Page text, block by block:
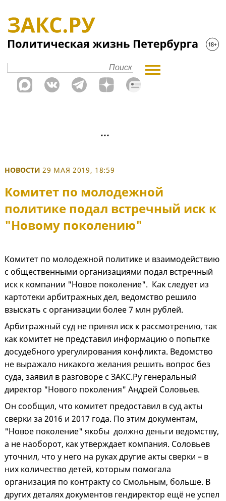
НОВОСТИ 29 МАЯ 2019, 18:59
Комитет по молодежной
политике подал встречный иск к
"Новому поколению"
Комитет по молодежной политике и взаимодействию
с общественными организациями подал встречный
иск к компании "Новое поколение". Как следует из
картотеки арбитражных дел, ведомство решило
взыскать с организации более 7 млн рублей.
Арбитражный суд не принял иск к рассмотрению, так
как комитет не представил информацию о попытке
досудебного урегулирования конфликта. Ведомство
не выражало никакого желания решить вопрос без
суда, заявил в разговоре с ЗАКС.Ру генеральный
директор "Нового поколения" Андрей Соловьев.
Он сообщил, что комитет предоставил в суд акты
сверки за 2016 и 2017 года. По этим документам,
"Новое поколение" якобы должно деньги ведомству,
а не наоборот, как утверждает компания. Соловьев
уточнил, что у него на руках другие акты сверки – в
них количество детей, которым помогала
организация по контракту со Смольным, больше. В
других деталях документов гендиректор ещё не успел